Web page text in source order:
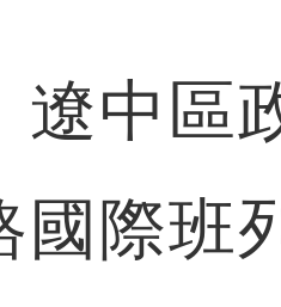
中區
際班